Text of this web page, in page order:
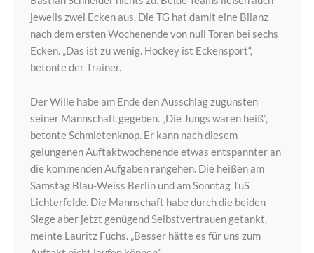
jeweils zwei Ecken aus. Die TG hat damit eine Bilanz
nach dem ersten Wochenende von null Toren bei sechs
Ecken. „Das ist zu wenig. Hockey ist Eckensport“,
betonte der Trainer.
Der Wille habe am Ende den Ausschlag zugunsten
seiner Mannschaft gegeben. „Die Jungs waren heiß“,
betonte Schmietenknop. Er kann nach diesem
gelungenen Auftaktwochenende etwas entspannter an
die kommenden Aufgaben rangehen. Die heißen am
Samstag Blau-Weiss Berlin und am Sonntag TuS
Lichterfelde. Die Mannschaft habe durch die beiden
Siege aber jetzt genügend Selbstvertrauen getankt,
meinte Lauritz Fuchs. „Besser hätte es für uns zum